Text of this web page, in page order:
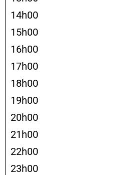
14h00
15h00
16h00
17h00
18h00
19h00
20h00
21h00
22h00
23h00